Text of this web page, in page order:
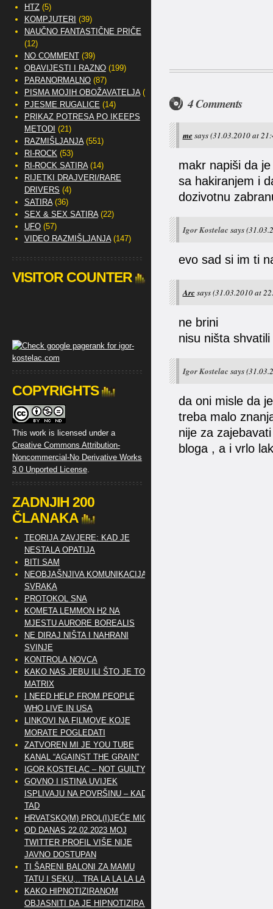
4 Comments
me says(31.03.2010 at
makr napiši da
sa hakiranjem i
dozivotnu
Igor Kostelac says
evo sad si im ti
Arc says(31.03.2010 at
ne brini
nisu ništa
Igor Kostelac says
da oni misle da
treba malo
nije za
bloga , a i vrlo
HTZ(5)
KOMPJUTERI (39)
NAUČNO FANTASTIČNE PRIČE
(12)
NO COMMENT(39)
OBAVIJESTI I RAZNO(199)
PARANORMALNO(87)
PISMA MOJIH OBOŽAVATELJA(2)
PJESME RUGALICE (14)
PRIKAZ POTRESA PO IKEEPS
METODI (21)
RAZMIŠLJANJA(551)
RI-ROCK(53)
RI-ROCK SATIRA(14)
RIJETKI DRAJVERI/RARE
DRIVERS (4)
SATIRA(36)
SEX & SEX SATIRA(22)
UFO(57)
VIDEO RAZMIŠLJANJA(147)
VISITOR COUNTER
COPYRIGHTS
This work is licensed under a
Creative Commons Attribution-
Noncommercial-No Derivative Works
3.0 Unported License.
ZADNJIH 200
ČLANAKA
TEORIJA ZAVJERE: KAD JE
NESTALA OPATIJA
BITI SAM
NEOBJAŠNJIVA KOMUNIKACIJA
SVRAKA
PROTOKOL SNA
KOMETA LEMMON H2 NA
MJESTU AURORE BOREALIS
NE DIRAJ NIŠTA I NAHRANI
SVINJE
KONTROLA NOVCA
KAKO NAS JEBU ILI ŠTO JE TO
MATRIX
I NEED HELP FROM PEOPLE
WHO LIVE IN USA
LINKOVI NA FILMOVE KOJE
MORATE POGLEDATI
ZATVOREN MI JE YOU TUBE
KANAL “AGAINST THE GRAIN”
IGOR KOSTELAC – NOT GUILTY
GOVNO I ISTINA UVIJEK
ISPLIVAJU NA POVRŠINU – KAD
TAD
HRVATSKO(M) PROL(I)JEĆE MIG
OD DANAS 22.02.2023 MOJ
TWITTER PROFIL VIŠE NIJE
JAVNO DOSTUPAN
TI ŠARENI BALONI ZA MAMU
TATU I SEKU,.. TRA LA LA LA LA
KAKO HIPNOTIZIRANOM
OBJASNITI DA JE HIPNOTIZIRAN